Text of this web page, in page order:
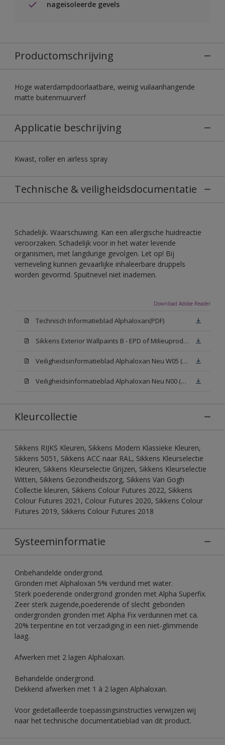
nageisoleerde gevels
Productomschrijving
Hoge waterdampdoorlaatbare, weinig vuilaanhangende
matte buitenmuurverf
Applicatie beschrijving
Kwast, roller en airless spray
Technische & veiligheidsdocumentatie
Schadelijk. Waarschuwing. Kan een allergische huidreactie
veroorzaken. Schadelijk voor in het water levende
organismen, met langdurige gevolgen. Let op! Bij
verneveling kunnen gevaarlijke inhaleerbare druppels
worden gevormd. Spuitnevel niet inademen.
Download Adobe Reader
Technisch Informatieblad Alphaloxan(PDF)
Sikkens Exterior Wallpaints B - EPD of Milieuproductverklaring
Veiligheidsinformatieblad Alphaloxan Neu W05 (MSDS)
Veiligheidsinformatieblad Alphaloxan Neu N00 (MSDS)
Kleurcollectie
Sikkens RIJKS Kleuren, Sikkens Modern Klassieke Kleuren,
Sikkens 5051, Sikkens ACC naar RAL, Sikkens Kleurselectie
Kleuren, Sikkens Kleurselectie Grijzen, Sikkens Kleurselectie
Witten, Sikkens Gezondheidszorg, Sikkens Van Gogh
Collectie kleuren, Sikkens Colour Futures 2022, Sikkens
Colour Futures 2021, Colour Futures 2020, Sikkens Colour
Futures 2019, Sikkens Colour Futures 2018
Systeeminformatie
Onbehandelde ondergrond.
Gronden met Alphaloxan 5% verdund met water.
Sterk poederende ondergrond gronden met Alpha Superfix.
Zeer sterk zuigende,poederende of slecht gebonden
ondergronden gronden met Alpha Fix verdunnen met ca.
20% terpentine en tot verzadiging in een niet-glimmende
laag.
Afwerken met 2 lagen Alphaloxan.
Behandelde ondergrond.
Dekkend afwerken met 1 à 2 lagen Alphaloxan.
Voor gedetailleerde toepassingsinstructies verwijzen wij
naar het technische documentatieblad van dit product.